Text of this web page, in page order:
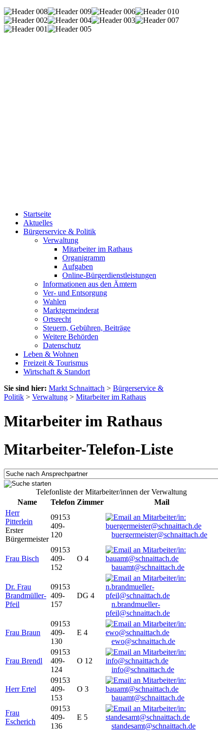
Startseite
Aktuelles
Bürgerservice & Politik
Verwaltung
Mitarbeiter im Rathaus
Organigramm
Aufgaben
Online-Bürgerdienstleistungen
Informationen aus den Ämtern
Ver- und Entsorgung
Wahlen
Marktgemeinderat
Ortsrecht
Steuern, Gebühren, Beiträge
Weitere Behörden
Datenschutz
Leben & Wohnen
Freizeit & Tourismus
Wirtschaft & Standort
Sie sind hier: Markt Schnaittach > Bürgerservice &
Politik > Verwaltung > Mitarbeiter im Rathaus
Mitarbeiter im Rathaus
Mitarbeiter-Telefon-Liste
Telefonliste der Mitarbeiter/innen der Verwaltung
Name
Telefon Zimmer
Mail
Herr
Pitterlein
Erster
Bürgermeister
09153
409-
120
buergermeister@schnaittach.de
Frau Bisch
09153
409-
152
O 4
bauamt@schnaittach.de
Dr. Frau
Brandmüller-
Pfeil
09153
409-
157
DG 4
n.brandmueller-
pfeil@schnaittach.de
Frau Braun
09153
409-
130
E 4
ewo@schnaittach.de
Frau Brendl
09153
409-
124
O 12
info@schnaittach.de
Herr Ertel
09153
409-
153
O 3
bauamt@schnaittach.de
Frau
Escherich
09153
409-
136
E 5
standesamt@schnaittach.de